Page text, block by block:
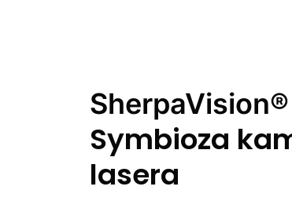
SherpaVision®
Symbioza
lasera